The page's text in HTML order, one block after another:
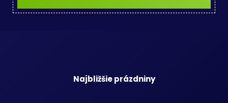
Najbližšie prázdniny